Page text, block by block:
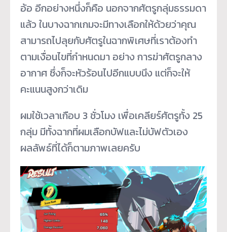
อ้อ อีกอย่างหนึ่งก็คือ นอกจากศัตรูกลุ่มธรรมดา
แล้ว ในบางฉากเกมจะมีทางเลือกให้ด้วยว่าคุณ
สามารถไปลุยกับศัตรูในฉากพิเศษที่เราต้องทำ
ตามเงื่อนไขที่กำหนดมา อย่าง การฆ่าศัตรูกลาง
อากาศ ซึ่งก็จะหัวร้อนไปอีกแบบนึง แต่ก็จะให้
คะแนนสูงกว่าเดิม
ผมใช้เวลาเกือบ 3 ชั่วโมง เพื่อเคลียร์ศัตรูทั้ง 25
กลุ่ม มีทั้งฉากที่ผมเลือกบัฟและไม่บัฟตัวเอง
ผลลัพธ์ที่ได้ก็ตามภาพเลยครับ